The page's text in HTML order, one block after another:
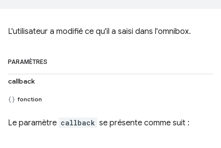
L'utilisateur a modifié ce qu'il a saisi dans l'omnibox.
PARAMÈTRES
callback
fonction
Le paramètre callback se présente comme suit :